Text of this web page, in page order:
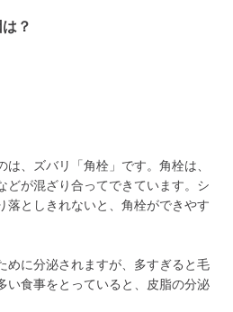
？
、ズバリ「角栓」です。角栓は、
どが混ざり合ってできています。シ
落としきれないと、角栓ができやす
めに分泌されますが、多すぎると毛
い食事をとっていると、皮脂の分泌